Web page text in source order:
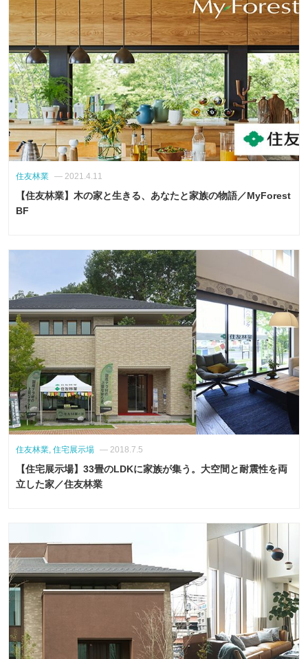
住友林業 — 2021.4.11
【住友林業】木の家と生きる、あなたと家族の物語／MyForest
BF
住友林業, 住宅展示場 — 2018.7.5
【住宅展示場】33畳のLDKに家族が集う。大空間と耐震性を両
立した家／住友林業